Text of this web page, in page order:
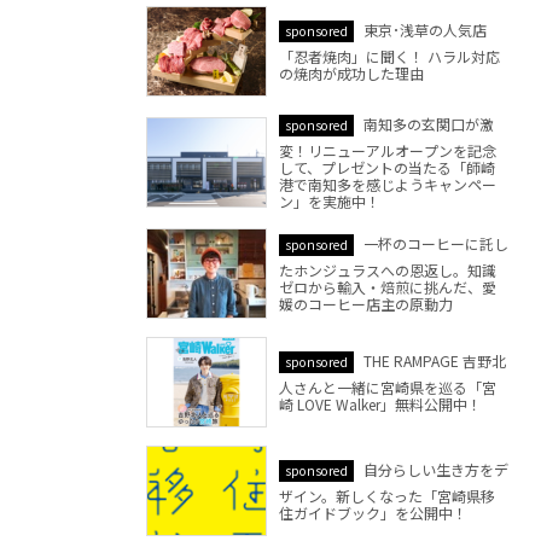
sponsored
東京･浅草の人気店
「忍者焼肉」に聞く！ ハラル対応
の焼肉が成功した理由
sponsored
南知多の玄関口が激
変！リニューアルオープンを記念
して、プレゼントの当たる「師崎
港で南知多を感じようキャンペー
ン」を実施中！
sponsored
一杯のコーヒーに託し
たホンジュラスへの恩返し。知識
ゼロから輸入・焙煎に挑んだ、愛
媛のコーヒー店主の原動力
sponsored
THE RAMPAGE 吉野北
人さんと一緒に宮崎県を巡る「宮
崎 LOVE Walker」無料公開中！
sponsored
自分らしい生き方をデ
ザイン。新しくなった「宮崎県移
住ガイドブック」を公開中！